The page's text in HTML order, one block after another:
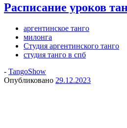
Расписание уроков
аргентинское танго
милонга
Студия аргентинского танго
студия танго в спб
- TangoShow
Опубликовано 29.12.2023